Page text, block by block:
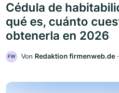
Cédula de
qué es, cuánto
obtenerla en 2026
FW Von Redaktion firmenweb.de ‧